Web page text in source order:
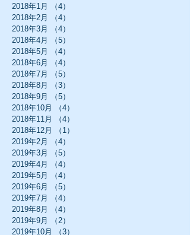
2018年1月
（4）
2018年2月
（4）
2018年3月
（4）
2018年4月
（5）
2018年5月
（4）
2018年6月
（4）
2018年7月
（5）
2018年8月
（3）
2018年9月
（5）
2018年10月
（4）
2018年11月
（4）
2018年12月
（1）
2019年2月
（4）
2019年3月
（5）
2019年4月
（4）
2019年5月
（4）
2019年6月
（5）
2019年7月
（4）
2019年8月
（4）
2019年9月
（2）
2019年10月
（3）